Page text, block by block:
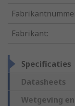
Fabrikant:
Specificaties
Datasheets
Wetgeving